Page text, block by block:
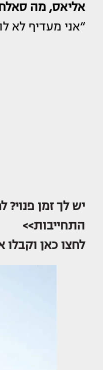
אליאס, מה
“אני מעדיף לא
יש לך זמן
התחייבות>>
לחצו כאן